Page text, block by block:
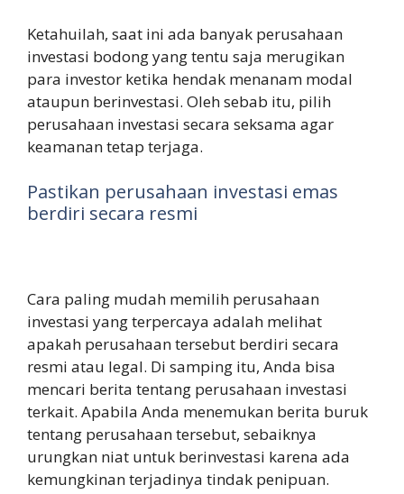
Ketahuilah, saat ini ada banyak perusahaan
investasi bodong yang tentu saja merugikan
para investor ketika hendak menanam modal
ataupun berinvestasi. Oleh sebab itu, pilih
perusahaan investasi secara seksama agar
keamanan tetap terjaga.
Pastikan perusahaan investasi emas
berdiri secara resmi
Cara paling mudah memilih perusahaan
investasi yang terpercaya adalah melihat
apakah perusahaan tersebut berdiri secara
resmi atau legal. Di samping itu, Anda bisa
mencari berita tentang perusahaan investasi
terkait. Apabila Anda menemukan berita buruk
tentang perusahaan tersebut, sebaiknya
urungkan niat untuk berinvestasi karena ada
kemungkinan terjadinya tindak penipuan.